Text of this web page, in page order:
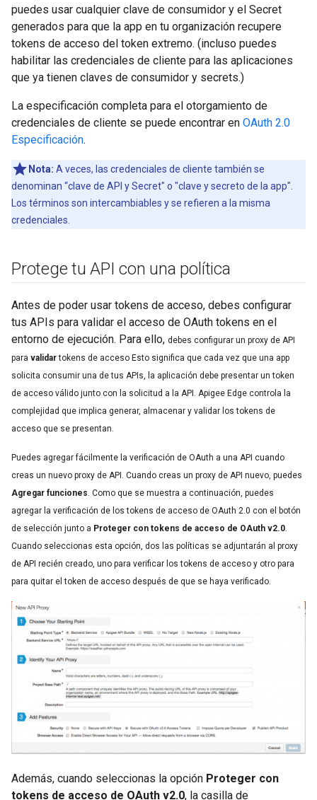
puedes usar cualquier clave de consumidor y el Secret
generados para que la app en tu organización recupere
tokens de acceso del token extremo. (incluso puedes
habilitar las credenciales de cliente para las aplicaciones
que ya tienen claves de consumidor y secrets.)
La especificación completa para el otorgamiento de
credenciales de cliente se puede encontrar en OAuth 2.0
Especificación.
Nota: A veces, las credenciales de cliente también se
denominan “clave de API y Secret" o "clave y secreto de la app".
Los términos son intercambiables y se refieren a la misma
credenciales.
Protege tu API con una política
Antes de poder usar tokens de acceso, debes configurar
tus APIs para validar el acceso de OAuth tokens en el
entorno de ejecución. Para ello, debes configurar un proxy de API
para validartokens de acceso Esto significa que cada vez que una app
solicita consumir una de tus APIs, la aplicación debe presentar un token
de acceso válido junto con la solicitud a la API. Apigee Edge controla la
complejidad que implica generar, almacenar y validar los tokens de
acceso que se presentan.
Puedes agregar fácilmente la verificación de OAuth a una API cuando
creas un nuevo proxy de API. Cuando creas un proxy de API nuevo, puedes
Agregar funciones. Como que se muestra a continuación, puedes
agregar la verificación de los tokens de acceso de OAuth 2.0 con el botón
de selección junto a Proteger con tokens de acceso de OAuth v2.0.
Cuando seleccionas esta opción, dos las políticas se adjuntarán al proxy
de API recién creado, uno para verificar los tokens de acceso y otro para
para quitar el token de acceso después de que se haya verificado.
Además, cuando seleccionas la opción Proteger con
tokens de acceso de OAuth v2.0, la casilla de